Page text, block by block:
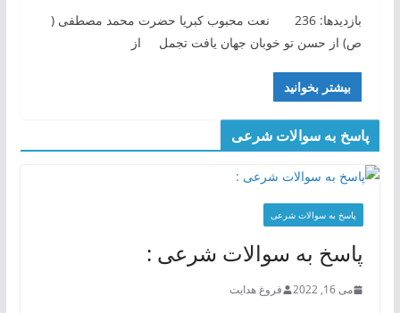
بازدیدها: 236 نعت محبوب کبریا حضرت محمد مصطفی (
ص) از حسن تو خوبان جهان یافت تجمل از
بیشتر بخوانید
پاسخ به سوالات شرعی
پاسخ به سوالات شرعی
پاسخ به سوالات شرعی :
می 16, 2022 فروغ هدایت